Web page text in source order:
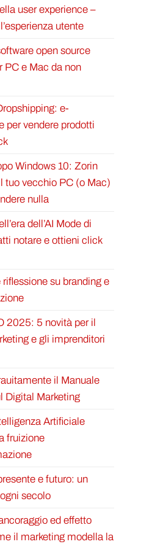
user experience –
utente
open source
PC e Mac da non
e-
per vendere prodotti
Windows 10: Zorin
tuo vecchio PC (o Mac)
nulla
dell’AI Mode di
notare e ottieni click
riflessione su branding e
2025: 5 novità per il
e gli imprenditori
il Manuale
Digital Marketing
Artificiale
fruizione
e futuro: un
secolo
ed effetto
il marketing modella la